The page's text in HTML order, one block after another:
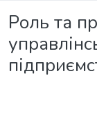
Роль та